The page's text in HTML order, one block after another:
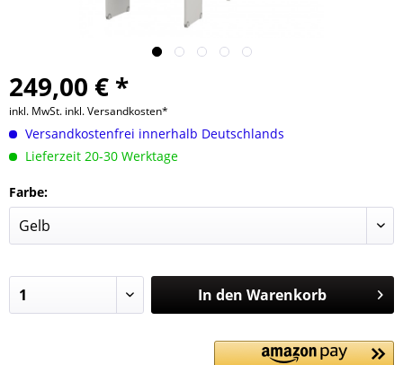
249,00 € *
inkl. MwSt. inkl. Versandkosten*
Versandkostenfrei innerhalb Deutschlands
Lieferzeit 20-30 Werktage
Farbe:
In den Warenkorb